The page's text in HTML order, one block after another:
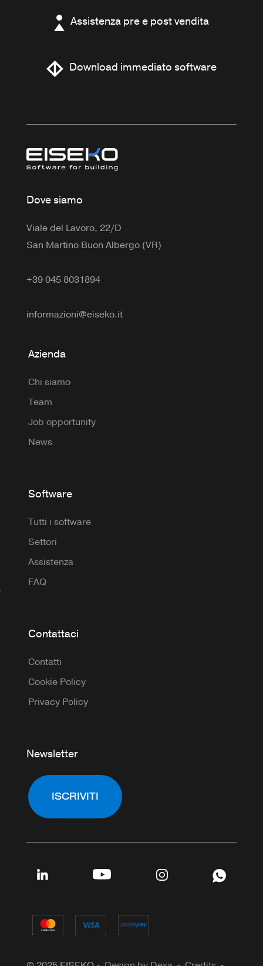
Assistenza pre e post vendita
Download immediato software
Dove siamo
Viale del Lavoro, 22/D
San Martino Buon Albergo (VR)
+39 045 8031894
informazioni@eiseko.it
Azienda
Chi siamo
Team
Job opportunity
News
Software
Tutti i software
Settori
Assistenza
FAQ
Contattaci
Contatti
Cookie Policy
Privacy Policy
Newsletter
ISCRIVITI